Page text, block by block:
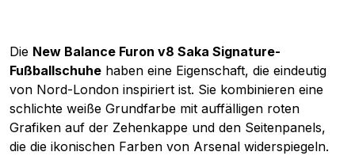
Die New Balance Furon v8 Saka Signature-
Fußballschuhe haben eine Eigenschaft, die eindeutig
von Nord-London inspiriert ist. Sie kombinieren eine
schlichte weiße Grundfarbe mit auffälligen roten
Grafiken auf der Zehenkappe und den Seitenpanels,
die die ikonischen Farben von Arsenal widerspiegeln.